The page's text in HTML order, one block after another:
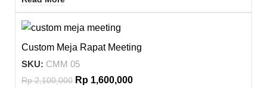
Custom Meja Rapat Meeting
SKU: CMM 05
Rp2,100,000 Rp 1,600,000